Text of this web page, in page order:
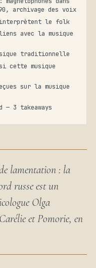
archivage des voix
le folk
avec la musique
traditionnelle
cette musique
sur la musique
— 3 takeaways
lamentation : la
russe est un
Olga
et Pomorie, en